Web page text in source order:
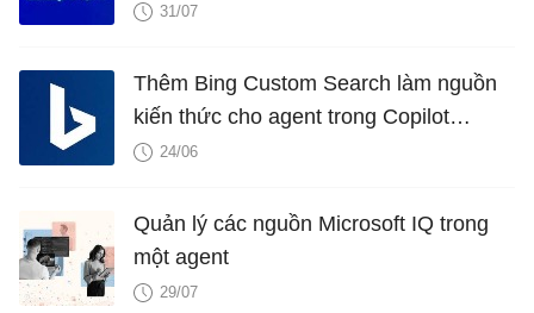
31/07
Thêm Bing Custom Search làm nguồn
kiến ​​thức cho agent trong Copilot
Studio
24/06
Quản lý các nguồn Microsoft IQ trong
một agent
29/07